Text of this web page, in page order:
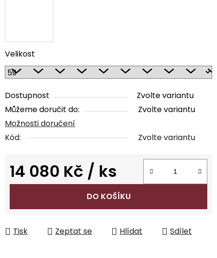
Velikost
Dostupnost
Zvolte variantu
Můžeme doručit do:
Zvolte variantu
Možnosti doručení
Kód:
Zvolte variantu
14 080 Kč / ks
Měrná cena:
DO KOŠÍKU
Tisk Zeptat se Hlídat Sdílet